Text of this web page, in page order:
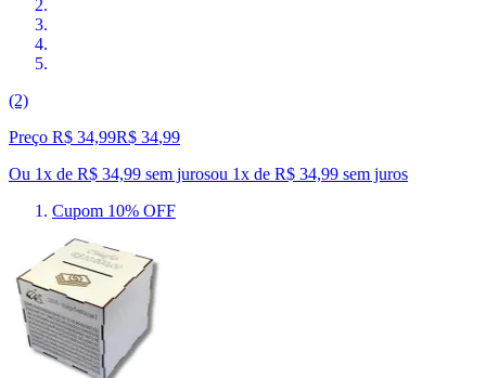
(2)
Preço R$ 34,99R$ 34,99
Ou 1x de R$ 34,99 sem jurosou 1x de R$ 34,99 sem juros
Cupom 10% OFF